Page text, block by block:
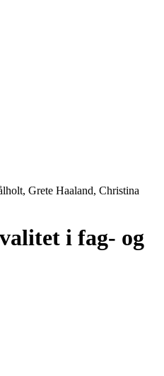
Grete Haaland, Christina
i fag- og